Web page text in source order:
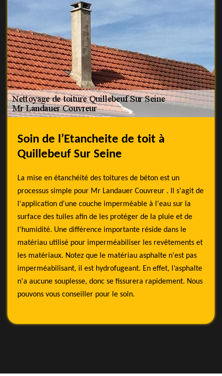
Soin de l’Etancheite de toit à
Quillebeuf Sur Seine
La mise en étanchéité des toitures de béton est un
processus simple pour Mr Landauer Couvreur . Il s'agit de
l'application d'une couche imperméable à l'eau sur la
surface des tuiles afin de les protéger de la pluie et de
l'humidité. Une différence importante réside dans le
matériau utilisé pour imperméabiliser les revêtements et
les matériaux. Notez que le matériau asphalte n'est pas
imperméabilisant, il est hydrofugeant. En effet, l’asphalte
n'a aucune souplesse, donc se fissurera rapidement. Nous
pouvons vous conseiller pour le soin.